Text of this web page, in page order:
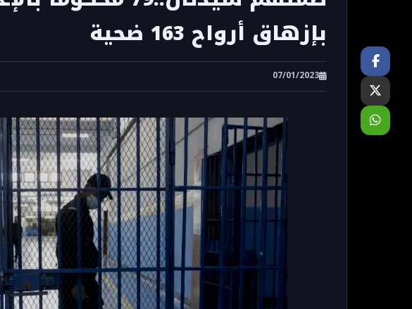
بإزهاق أرواح 163 ضحية
07/01/2023